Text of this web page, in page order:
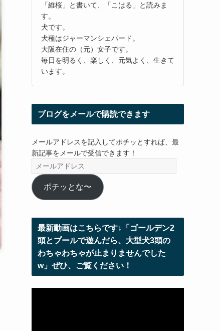
「維桜」と書いて、「こはる」と読みま
す。
犬です。
犬種はジャーマンシェパード。
大阪在住の（元）女子です。
毎日を明るく、楽しく、元気よく、生きて
います。
ブログをメールで購読できます
メールアドレスを記入してポチッとすれば、最
新記事をメールで受信できます！
ー
ル
ア
レ
ス
ポチッとな〜
最新動画はこちらです↓「ゴールデン2
頭とプールで遊んだら、大型犬3頭の
わちゃわちゃが止まりませんでした
w」ぜひ、ご覧ください！